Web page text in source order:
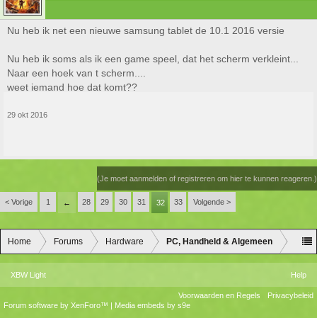
Nu heb ik net een nieuwe samsung tablet de 10.1 2016 versie
Nu heb ik soms als ik een game speel, dat het scherm verkleint...
Naar een hoek van t scherm....
weet iemand hoe dat komt??
29 okt 2016
(Je moet aanmelden of registreren om hier te kunnen reageren.)
< Vorige 1 ← 28 29 30 31 32 33 Volgende >
Home Forums Hardware PC, Handheld & Algemeen
XBW Light Help
Voorwaarden en Regels
Privacybeleid
Forum software by XenForo™ | Media embeds by s9e